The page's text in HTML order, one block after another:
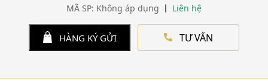
MÃ SP: Không áp dụng Liên hệ
HÀNG KÝ GỬI TƯ VẤN